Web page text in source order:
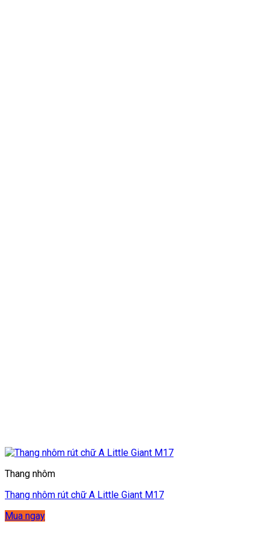
Thang nhôm
Thang nhôm rút chữ A Little Giant M17
Mua ngay